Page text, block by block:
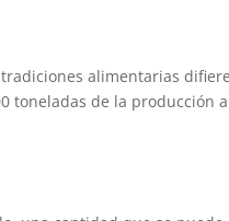
alimentarias
toneladas de la producción